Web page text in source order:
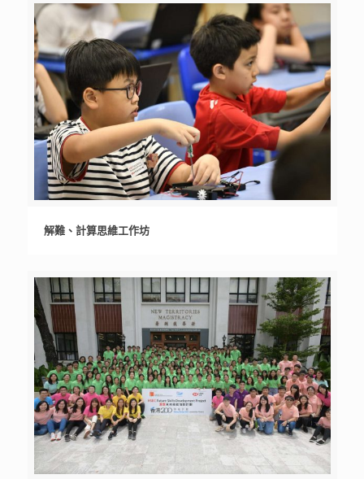
解難、計算思維工作坊
解難、計算思維工作坊